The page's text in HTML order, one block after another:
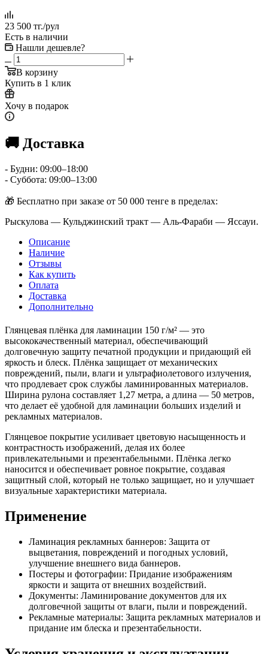
23 500 тг./рул
Есть в наличии
Нашли дешевле?
В корзину
Купить в 1 клик
Хочу в подарок
🚚 Доставка
- Будни: 09:00–18:00
- Суббота: 09:00–13:00
🎁 Бесплатно при заказе от 50 000 тенге в пределах:
Рыскулова — Кульджинский тракт — Аль-Фараби — Яссауи.
Описание
Наличие
Отзывы
Как купить
Оплата
Доставка
Дополнительно
Глянцевая плёнка для ламинации 150 г/м² — это
высококачественный материал, обеспечивающий
долговечную защиту печатной продукции и придающий ей
яркость и блеск. Плёнка защищает от механических
повреждений, пыли, влаги и ультрафиолетового излучения,
что продлевает срок службы ламинированных материалов.
Ширина рулона составляет 1,27 метра, а длина — 50 метров,
что делает её удобной для ламинации больших изделий и
рекламных материалов.
Глянцевое покрытие усиливает цветовую насыщенность и
контрастность изображений, делая их более
привлекательными и презентабельными. Плёнка легко
наносится и обеспечивает ровное покрытие, создавая
защитный слой, который не только защищает, но и улучшает
визуальные характеристики материала.
Применение
Ламинация рекламных баннеров: Защита от
выцветания, повреждений и погодных условий,
улучшение внешнего вида баннеров.
Постеры и фотографии: Придание изображениям
яркости и защита от внешних воздействий.
Документы: Ламинирование документов для их
долговечной защиты от влаги, пыли и повреждений.
Рекламные материалы: Защита рекламных материалов и
придание им блеска и презентабельности.